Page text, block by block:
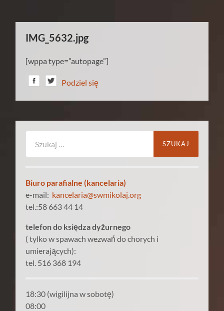
IMG_5632.jpg
[wppa type=”autopage”]
Podziel się
Biuro parafialne (kancelaria)
e-mail: kancelaria@swmikolaj.org
tel.:58 663 44 14
telefon do księdza dyżurnego
( tylko w spawach wezwań do chorych i
umierających):
tel. 516 368 194
18:30 (wigilijna w sobotę)
08:00